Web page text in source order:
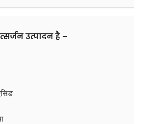
उत्पादन है –